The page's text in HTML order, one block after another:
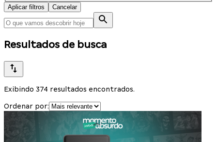
Aplicar filtros Cancelar
Resultados de busca
Exibindo 374 resultados encontrados.
Ordenar por: